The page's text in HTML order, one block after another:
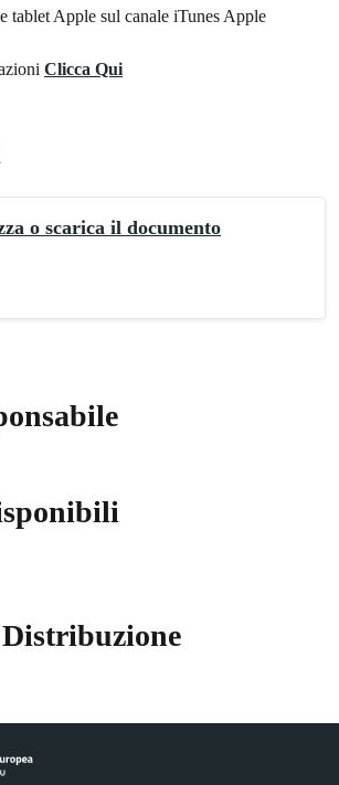
tablet Apple sul canale iTunes Apple
Clicca Qui
o scarica il documento